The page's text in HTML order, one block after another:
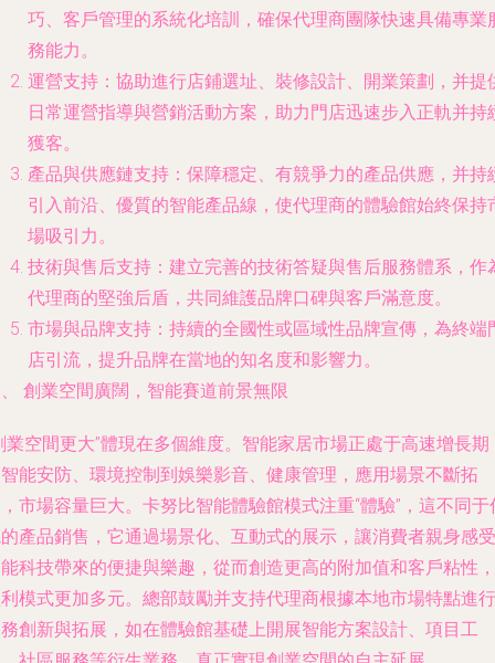
巧、客戶管理的系統化培訓，確保代理商團隊快速具備專業
務能力。
運營支持 ：協助進行店鋪選址、裝修設計、開業策劃，并提
日常運營指導與營銷活動方案，助力門店迅速步入正軌并持
獲客。
產品與供應鏈支持 ：保障穩定、有競爭力的產品供應，并持
引入前沿、優質的智能產品線，使代理商的體驗館始終保持
場吸引力。
技術與售后支持 ：建立完善的技術答疑與售后服務體系，作
代理商的堅強后盾，共同維護品牌口碑與客戶滿意度。
市場與品牌支持 ：持續的全國性或區域性品牌宣傳，為終端
店引流，提升品牌在當地的知名度和影響力。
創業空間廣闊，智能賽道前景無限
業空間更大”體現在多個維度。智能家居市場正處于高速增長期
能安防、環境控制到娛樂影音、健康管理，應用場景不斷拓
市場容量巨大。卡努比智能體驗館模式注重“體驗”，這不同于
產品銷售，它通過場景化、互動式的展示，讓消費者親身感受
科技帶來的便捷與樂趣，從而創造更高的附加值和客戶粘性，
模式更加多元。總部鼓勵并支持代理商根據本地市場特點進行
創新與拓展，如在體驗館基礎上開展智能方案設計、項目工